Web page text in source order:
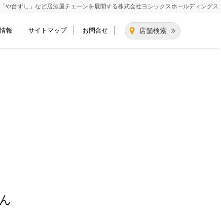
「や台ずし」など居酒屋チェーンを展開する株式会社ヨシックスホールディングス
店舗検索
報 サイトマップ お問合せ